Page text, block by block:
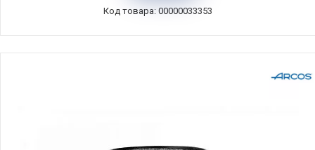
Код товара: 00000033353